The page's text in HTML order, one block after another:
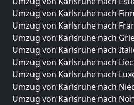
Umzug von Karlsruhe nach
Umzug von Karlsruhe nach
Umzug von Karlsruhe nach
Umzug von Karlsruhe nach
Umzug von Karlsruhe nach
Umzug von Karlsruhe nach
Umzug von Karlsruhe nach
Umzug von Karlsruhe nach